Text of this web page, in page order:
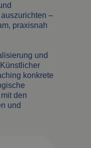
–
praxisnah
und
konkrete
den
und